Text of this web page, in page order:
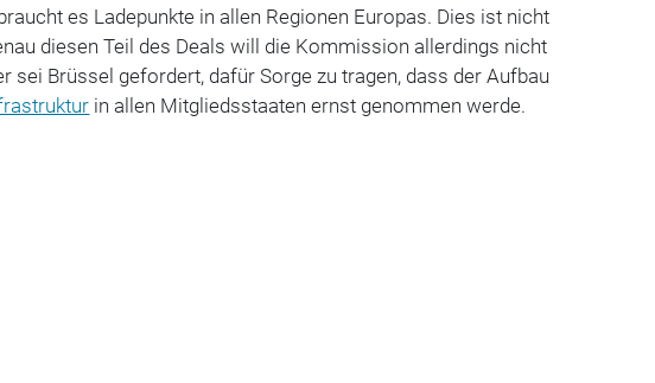
es Ladepunkte in allen Regionen Europas. Dies ist nicht
diesen Teil des Deals will die Kommission allerdings nicht
sei Brüssel gefordert, dafür Sorge zu tragen, dass der Aufbau
in allen Mitgliedsstaaten ernst genommen werde.